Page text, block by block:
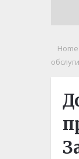
Home